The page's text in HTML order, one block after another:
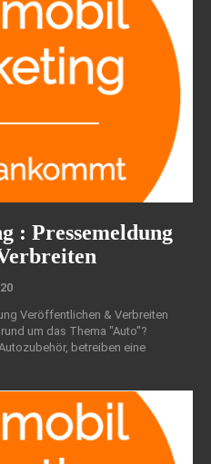
: Pressemeldung
Veröffentlichen & Verbreiten
um das Thema "Auto"?
betreiben eine